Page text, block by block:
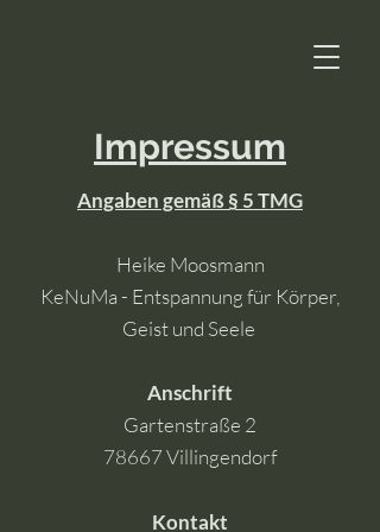
Impressum
Angaben gemäß § 5 TMG
Heike Moosmann
KeNuMa - Entspannung für Körper,
Geist und Seele
Anschrift
Gartenstraße 2
78667 Villingendorf
Kontakt